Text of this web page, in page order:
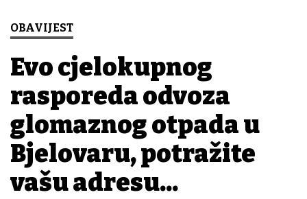
OBAVIJEST
Evo cjelokupnog
rasporeda odvoza
glomaznog otpada u
Bjelovaru, potražite
vašu adresu...